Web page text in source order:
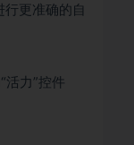
行更准确的自
活力”控件